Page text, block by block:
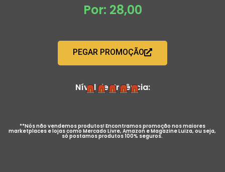
Por: 28,00
PEGAR PROMOÇÃO
Nível de Urgência:
**Nós não vendemos produtos! Encontramos promoção nos maiores
marketplaces e lojas como Mercado Livre, Amazon e Magazine Luiza, ou seja,
só postamos produtos 100% seguros.